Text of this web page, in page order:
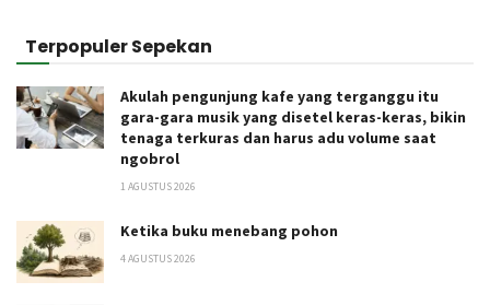
Terpopuler Sepekan
Akulah pengunjung kafe yang terganggu itu
gara-gara musik yang disetel keras-keras, bikin
tenaga terkuras dan harus adu volume saat
ngobrol
1 AGUSTUS 2026
Ketika buku menebang pohon
4 AGUSTUS 2026